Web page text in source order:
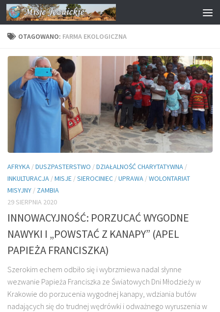
Przejdź do treści
OTAGOWANO: FARMA EKOLOGICZNA
AFRYKA /DUSZPASTERSTWO /DZIAŁALNOŚĆ CHARYTATYWNA /
INKULTURACJA /MISJE /SIEROCINIEC /UPRAWA /WOLONTARIAT
MISYJNY / ZAMBIA
29 SIERPNIA 2020
INNOWACYJNOŚĆ: PORZUCAĆ WYGODNE
NAWYKI I „POWSTAĆ Z KANAPY” (APEL
PAPIEŻA FRANCISZKA)
Szerokim echem odbiło się i wybrzmiewa nadal słynne
wezwanie Papieża Franciszka ze Światowych Dni Młodzieży w
Krakowie do porzucenia wygodnej kanapy, wdziania butów
nadających się do trudnej wędrówki i odważnego wyruszenia w